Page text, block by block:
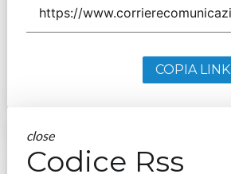
COPIA LINK
close
Codice Rss